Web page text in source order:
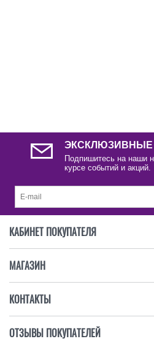
ЭКСКЛЮЗИВНЫЕ
Подпишитесь на наши
курсе событий и акций.
КАБИНЕТ ПОКУПАТЕЛЯ
МАГАЗИН
КОНТАКТЫ
ОТЗЫВЫ ПОКУПАТЕЛЕЙ